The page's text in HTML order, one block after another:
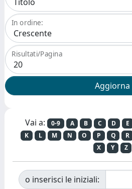
In ordine:
Risultati/Pagina
Vai a: 0-9 A B C D E
K
L M N O P Q R
X
Y Z
o inserisci le iniziali: